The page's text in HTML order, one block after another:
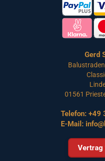
Gerd
01561
Telefon: +49
E-Mail:
Vertrag